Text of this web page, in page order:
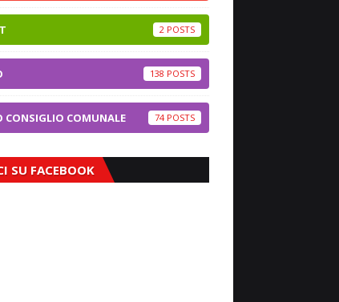
2
138
CONSIGLIO COMUNALE 74
SU FACEBOOK